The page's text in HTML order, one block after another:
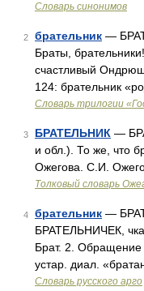
Словарь синонимов
2 брательник —
Браты,
счастливый
124: брательник
Словарь трилогии
3 БРАТЕЛЬНИК —
и обл.). То же, что
Ожегова. С.И.
Толковый словарь
4 брательник —
БРАТЕЛЬНИЧЕК,
Брат. 2. Обращение
устар. диал.
Словарь русского арго